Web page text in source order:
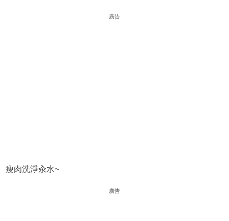
廣告
瘦肉洗淨汆水~
廣告